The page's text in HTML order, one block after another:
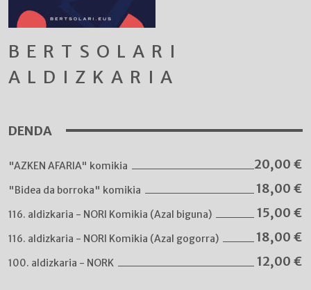
BERTSOLARI
ALDIZKARIA
DENDA
"AZKEN AFARIA" komikia 20,00 €
"Bidea da borroka" komikia 18,00 €
116. aldizkaria - NORI Komikia (Azal biguna) 15,00 €
116. aldizkaria - NORI Komikia (Azal gogorra) 18,00 €
100. aldizkaria - NORK 12,00 €